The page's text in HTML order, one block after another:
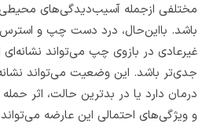
مختلفی ازجمله آسیب‌دیدگی‌های
باشد. بااین‌حال، درد دست چپ و استرس
غیرعادی در بازوی چپ می‌تواند
جدی‌تر باشد. این وضعیت می‌تواند
درمان دارد یا در بدترین حالت، اثر
و ویژگی‌های احتمالی این عارضه